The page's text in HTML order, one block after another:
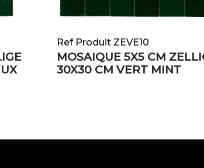
Ref Produit ZEVE10
MOSAIQUE 5X5 CM
30X30 CM VERT MINT